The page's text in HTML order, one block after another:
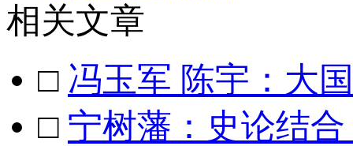
相关文章
□ 冯玉军 陈宇：大
□ 宁树藩：史论结